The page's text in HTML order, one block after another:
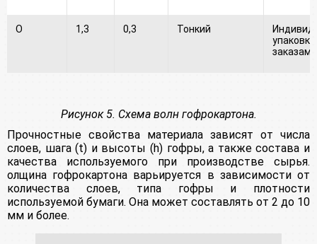
O 1,3 0,3 Тонкий
заказам
Рисунок 5. Схема волн гофрокартона.
Прочностные свойства материала зависят от числа
слоев, шага (t) и высоты (h) гофры, а также состава и
качества используемого при производстве сырья.
олщина гофрокартона варьируется в зависимости от
количества слоев, типа гофры и плотности
используемой бумаги. Она может составлять от 2 до 10
мм и более.